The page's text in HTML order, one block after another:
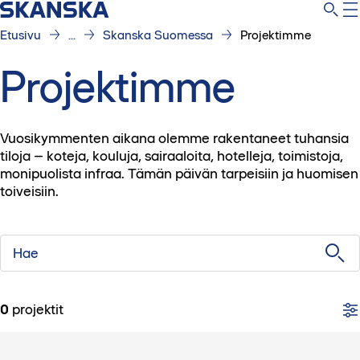
Etusivu ... Skanska Suomessa Projektimme
Projektimme
Vuosikymmenten aikana olemme rakentaneet tuhansia
tiloja – koteja, kouluja, sairaaloita, hotelleja, toimistoja,
monipuolista infraa. Tämän päivän tarpeisiin ja huomisen
toiveisiin.
0 projektit
Hae